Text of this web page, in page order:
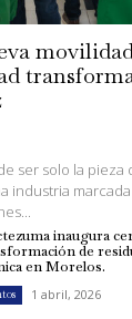
ser solo la pieza
industria
inaugura
de
en Morelos.
1 abril, 2026